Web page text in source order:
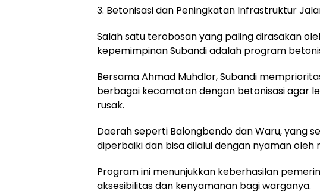
3. Betonisasi dan Peningkatan Infrastruktur
Salah satu terobosan yang paling dirasakan
kepemimpinan Subandi adalah program
Bersama Ahmad Muhdlor, Subandi
berbagai kecamatan dengan betonisasi agar
rusak.
Daerah seperti Balongbendo dan Waru, yang
diperbaiki dan bisa dilalui dengan nyaman oleh
Program ini menunjukkan keberhasilan
aksesibilitas dan kenyamanan bagi warganya.